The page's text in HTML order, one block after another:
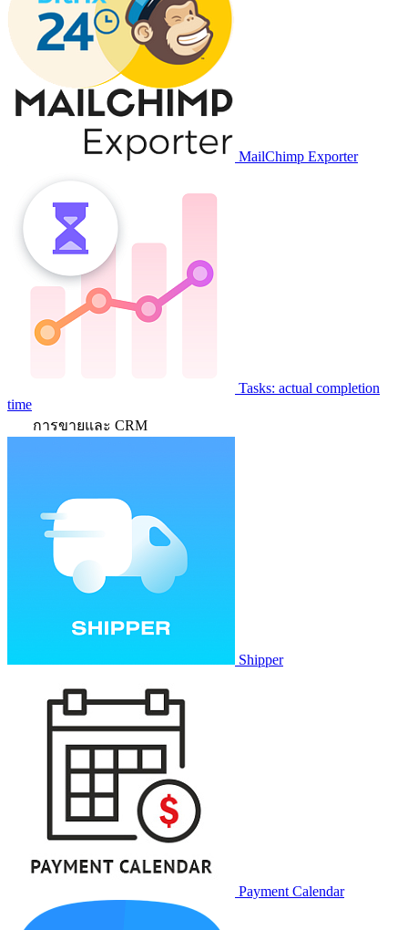
MailChimp Exporter
Tasks: actual completion
time
การขายและ CRM
Shipper
Payment Calendar